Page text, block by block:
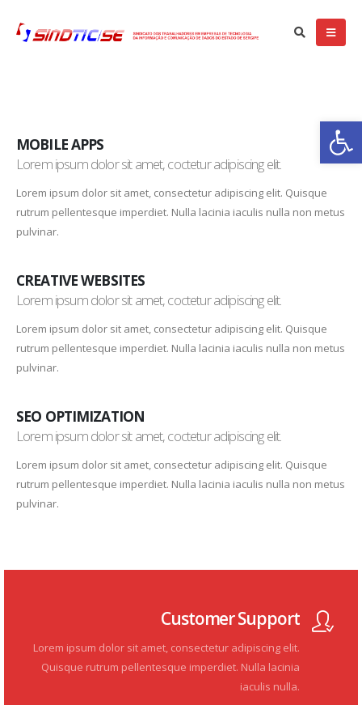
MOBILE APPS
Lorem ipsum dolor sit amet, coctetur adipiscing elit.
Lorem ipsum dolor sit amet, consectetur adipiscing elit. Quisque
rutrum pellentesque imperdiet. Nulla lacinia iaculis nulla non metus
pulvinar.
CREATIVE WEBSITES
Lorem ipsum dolor sit amet, coctetur adipiscing elit.
Lorem ipsum dolor sit amet, consectetur adipiscing elit. Quisque
rutrum pellentesque imperdiet. Nulla lacinia iaculis nulla non metus
pulvinar.
SEO OPTIMIZATION
Lorem ipsum dolor sit amet, coctetur adipiscing elit.
Lorem ipsum dolor sit amet, consectetur adipiscing elit. Quisque
rutrum pellentesque imperdiet. Nulla lacinia iaculis nulla non metus
pulvinar.
Customer Support
Lorem ipsum dolor sit amet, consectetur adipiscing elit.
Quisque rutrum pellentesque imperdiet. Nulla lacinia
iaculis nulla.